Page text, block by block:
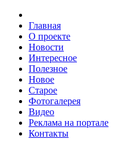
Главная
О проекте
Новости
Интересное
Полезное
Новое
Старое
Фотогалерея
Видео
Реклама на портале
Контакты